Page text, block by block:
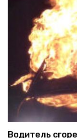
Водитель